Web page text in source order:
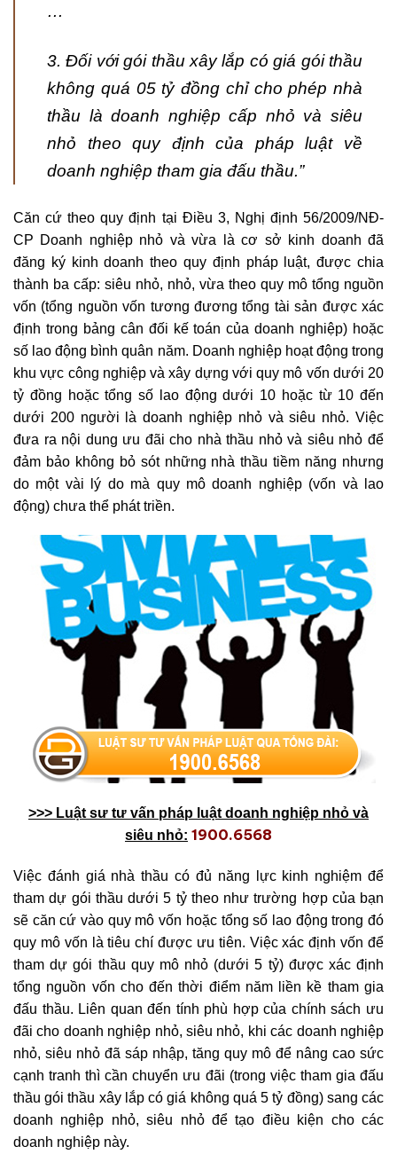
…
3. Đối với gói thầu xây lắp có giá gói thầu
không quá 05 tỷ đồng chỉ cho phép nhà
thầu là doanh nghiệp cấp nhỏ và siêu
nhỏ theo quy định của pháp luật về
doanh nghiệp tham gia đấu thầu.”
Căn cứ theo quy định tại Điều 3, Nghị định 56/2009/NĐ-
CP Doanh nghiệp nhỏ và vừa là cơ sở kinh doanh đã
đăng ký kinh doanh theo quy định pháp luật, được chia
thành ba cấp: siêu nhỏ, nhỏ, vừa theo quy mô tổng nguồn
vốn (tổng nguồn vốn tương đương tổng tài sản được xác
định trong bảng cân đối kế toán của doanh nghiệp) hoặc
số lao động bình quân năm. Doanh nghiệp hoạt động trong
khu vực công nghiệp và xây dựng với quy mô vốn dưới 20
tỷ đồng hoặc tổng số lao động dưới 10 hoặc từ 10 đến
dưới 200 người là doanh nghiệp nhỏ và siêu nhỏ. Việc
đưa ra nội dung ưu đãi cho nhà thầu nhỏ và siêu nhỏ để
đảm bảo không bỏ sót những nhà thầu tiềm năng nhưng
do một vài lý do mà quy mô doanh nghiệp (vốn và lao
động) chưa thể phát triền.
>>> Luật sư tư vấn pháp luật doanh nghiệp nhỏ và
siêu nhỏ: 1900.6568
Việc đánh giá nhà thầu có đủ năng lực kinh nghiệm để
tham dự gói thầu dưới 5 tỷ theo như trường hợp của bạn
sẽ căn cứ vào quy mô vốn hoặc tổng số lao động trong đó
quy mô vốn là tiêu chí được ưu tiên. Việc xác định vốn để
tham dự gói thầu quy mô nhỏ (dưới 5 tỷ) được xác định
tổng nguồn vốn cho đến thời điểm năm liền kề tham gia
đấu thầu. Liên quan đến tính phù hợp của chính sách ưu
đãi cho doanh nghiệp nhỏ, siêu nhỏ, khi các doanh nghiệp
nhỏ, siêu nhỏ đã sáp nhập, tăng quy mô để nâng cao sức
cạnh tranh thì cần chuyển ưu đãi (trong việc tham gia đấu
thầu gói thầu xây lắp có giá không quá 5 tỷ đồng) sang các
doanh nghiệp nhỏ, siêu nhỏ để tạo điều kiện cho các
doanh nghiệp này.